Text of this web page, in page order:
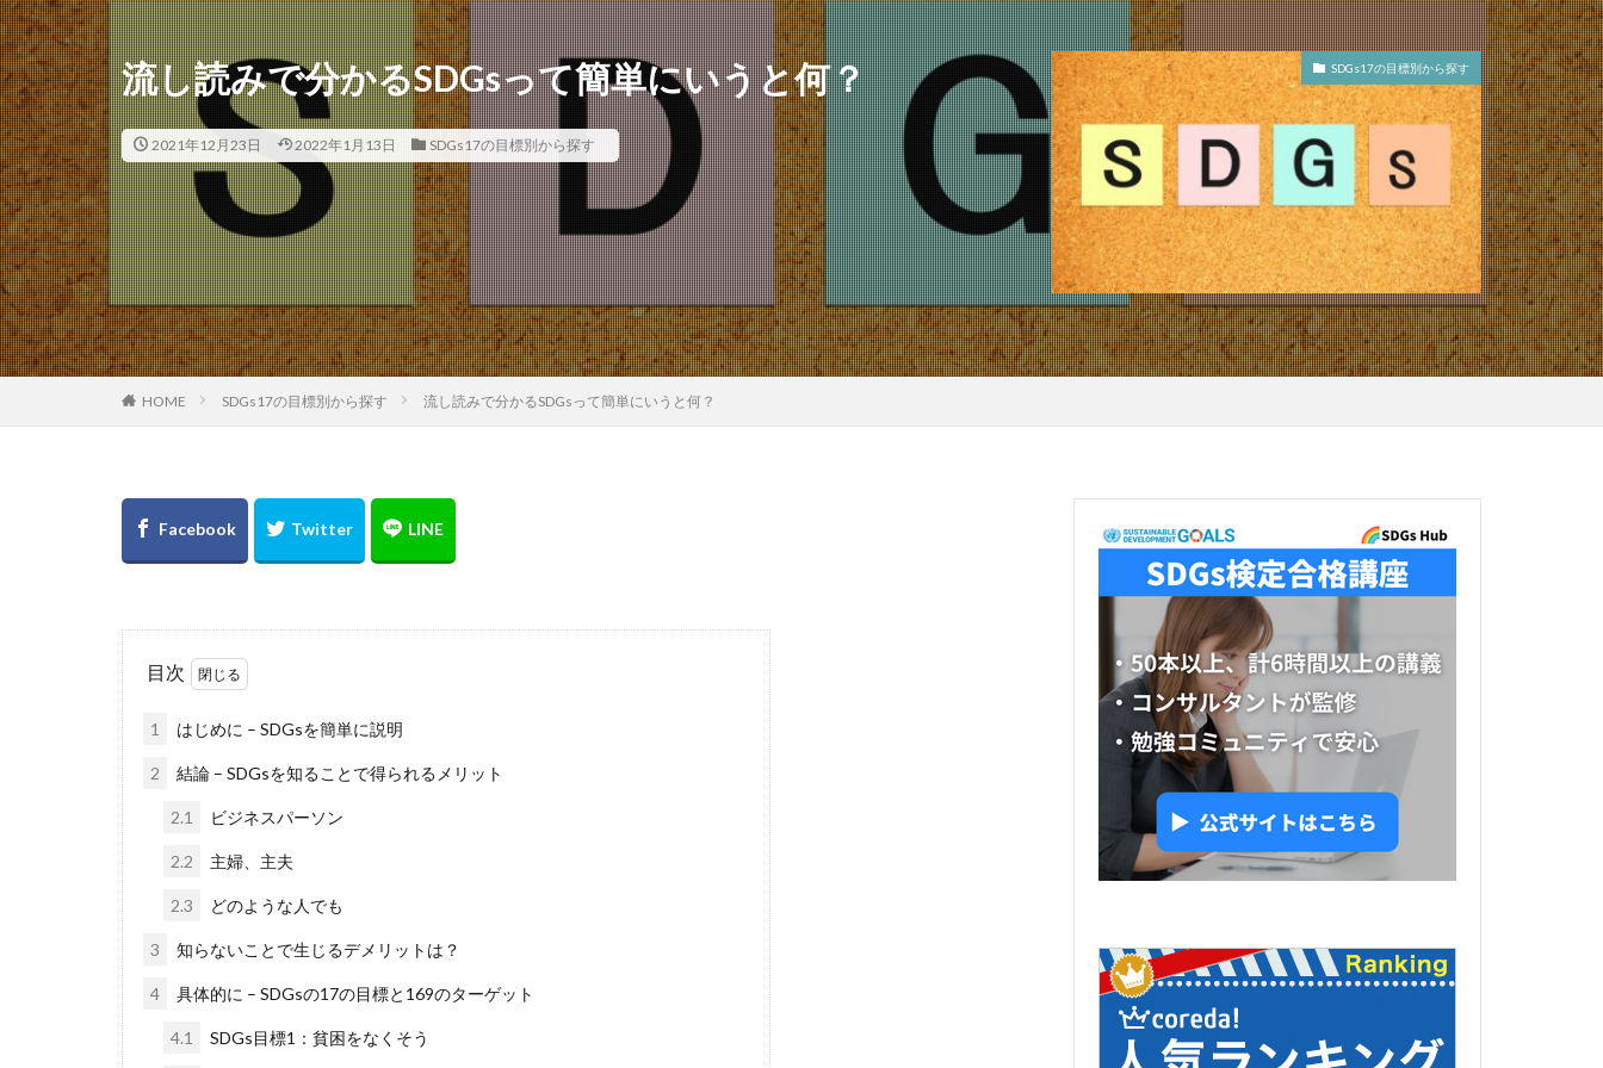
流し読みで分かるSDGsって簡単にいうと何？
2021年12月23日 2022年1月13日 SDGs17の目標別から探す
SDGs17の目標別から探す
HOME SDGs17の目標別から探す 流し読みで分かるSDGsって簡単にいうと何？
目次
1 はじめに – SDGsを簡単に説明
2 結論 – SDGsを知ることで得られるメリット
2.1 ビジネスパーソン
2.2 主婦、主夫
2.3 どのような人でも
3 知らないことで生じるデメリットは？
4 具体的に – SDGsの17の目標と169のターゲット
4.1 SDGs目標1：貧困をなくそう